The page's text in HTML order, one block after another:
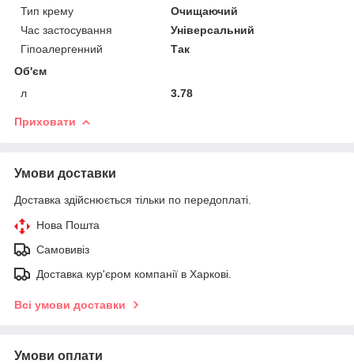
Тип крему
Очищаючий
Час застосування
Універсальний
Гіпоалергенний
Так
Об'єм
л
3.78
Приховати
Умови доставки
Доставка здійснюється тільки по передоплаті.
Нова Пошта
Самовивіз
Доставка кур'єром компанії в Харкові.
Всі умови доставки
Умови оплати